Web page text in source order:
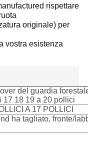
rispettare
originale) per
vostra esistenza
del guardia
17 18 19 a 20 pollici
A 17 POLLICI
ha tagliato, fronte/